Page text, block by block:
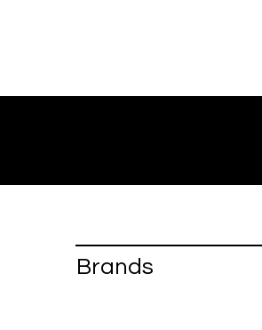
Brands